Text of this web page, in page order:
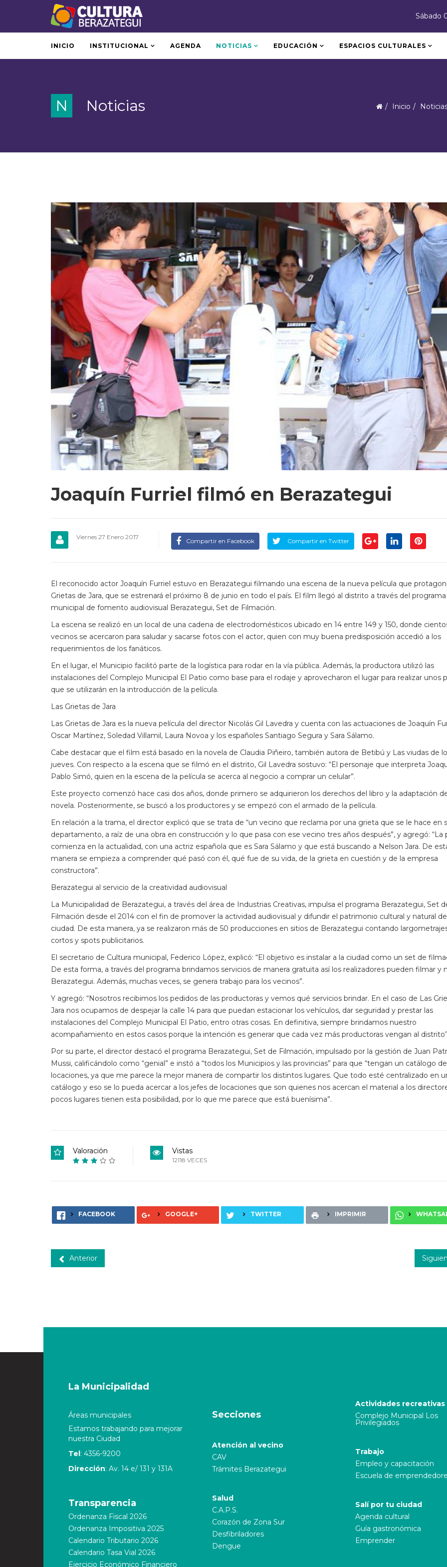
Sábado
INICIO INSTITUCIONAL AGENDA NOTICIAS EDUCACIÓN ESPACIOS CULTURALES
N Noticias Inicio
Joaquín Furriel filmó en Berazategui
Viernes 27 Enero 2017
Compartir en Facebook Compartir en Twitter
El reconocido actor Joaquín Furriel estuvo en Berazategui filmando una escena de la nueva película que
Grietas de Jara, que se estrenará el próximo 8 de junio en todo el país. El film llegó al distrito a través del programa
municipal de fomento audiovisual Berazategui, Set de Filmación.
La escena se realizó en un local de una cadena de electrodomésticos ubicado en 14 entre 149 y 150, donde
vecinos se acercaron para saludar y sacarse fotos con el actor, quien con muy buena predisposición accedió a los
requerimientos de los fanáticos.
En el lugar, el Municipio facilitó parte de la logística para rodar en la vía pública. Además, la productora utilizó las
instalaciones del Complejo Municipal El Patio como base para el rodaje y aprovecharon el lugar para realizar unos
que se utilizarán en la introducción de la película.
Las Grietas de Jara
Las Grietas de Jara es la nueva película del director Nicolás Gil Lavedra y cuenta con las actuaciones de Joaquín
Oscar Martínez, Soledad Villamil, Laura Novoa y los españoles Santiago Segura y Sara Sálamo.
Cabe destacar que el film está basado en la novela de Claudia Piñeiro, también autora de Betibú y Las viudas de
jueves. Con respecto a la escena que se filmó en el distrito, Gil Lavedra sostuvo: “El personaje que interpreta
Pablo Simó, quien en la escena de la película se acerca al negocio a comprar un celular”.
Este proyecto comenzó hace casi dos años, donde primero se adquirieron los derechos del libro y la adaptación
novela. Posteriormente, se buscó a los productores y se empezó con el armado de la película.
En relación a la trama, el director explicó que se trata de “un vecino que reclama por una grieta que se le hace en
departamento, a raíz de una obra en construcción y lo que pasa con ese vecino tres años después”, y agregó: “La
comienza en la actualidad, con una actriz española que es Sara Sálamo y que está buscando a Nelson Jara. De
manera se empieza a comprender qué pasó con él, qué fue de su vida, de la grieta en cuestión y de la empresa
constructora”.
Berazategui al servicio de la creatividad audiovisual
La Municipalidad de Berazategui, a través del área de Industrias Creativas, impulsa el programa Berazategui, Set
Filmación desde el 2014 con el fin de promover la actividad audiovisual y difundir el patrimonio cultural y natural
ciudad. De esta manera, ya se realizaron más de 50 producciones en sitios de Berazategui contando
cortos y spots publicitarios.
El secretario de Cultura municipal, Federico López, explicó: “El objetivo es instalar a la ciudad como un set de
De esta forma, a través del programa brindamos servicios de manera gratuita así los realizadores pueden filmar y
Berazategui. Además, muchas veces, se genera trabajo para los vecinos”.
Y agregó: “Nosotros recibimos los pedidos de las productoras y vemos qué servicios brindar. En el caso de Las
Jara nos ocupamos de despejar la calle 14 para que puedan estacionar los vehículos, dar seguridad y prestar las
instalaciones del Complejo Municipal El Patio, entro otras cosas. En definitiva, siempre brindamos nuestro
acompañamiento en estos casos porque la intención es generar que cada vez más productoras vengan al
Por su parte, el director destacó el programa Berazategui, Set de Filmación, impulsado por la gestión de Juan
Mussi, calificándolo como “genial” e instó a “todos los Municipios y las provincias” para que “tengan un catálogo de
locaciones, ya que me parece la mejor manera de compartir los distintos lugares. Que todo esté centralizado en
catálogo y eso se lo pueda acercar a los jefes de locaciones que son quienes nos acercan el material a los
pocos lugares tienen esta posibilidad, por lo que me parece que está buenísima”.
Valoración Vistas
12118 VECES
FACEBOOK GOOGLE+ TWITTER IMPRIMIR
Anterior
La Municipalidad
Áreas municipales
Estamos trabajando para mejorar
nuestra Ciudad
Tel : 4356-9200
Dirección: Av. 14 e/ 131 y 131A
Transparencia
Ordenanza Fiscal 2026
Ordenanza Impositiva 2025
Calendario Tributario 2026
Calendario Tasa Vial 2026
Ejercicio Económico Financiero
Secciones
Atención al vecino
CAV
Trámites Berazategui
Salud
C.A.P.S.
Corazón de Zona Sur
Desfibriladores
Dengue
Actividades recreativas
Complejo Municipal Los
Privilegiados
Trabajo
Empleo y capacitación
Escuela de
Salí por tu ciudad
Agenda cultural
Guía gastronómica
Emprender